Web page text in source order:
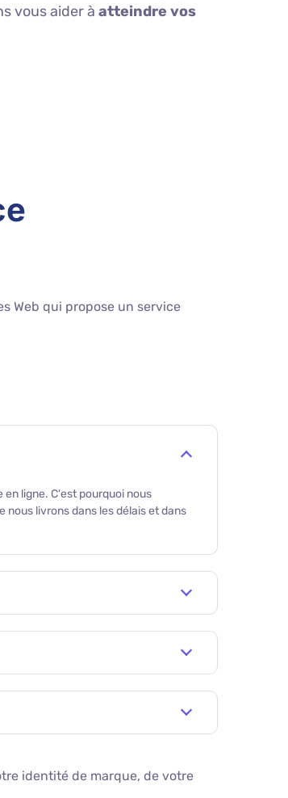
vous aider à atteindre vos
Web qui propose un service
ligne. C'est pourquoi nous
livrons dans les délais et dans
identité de marque, de votre